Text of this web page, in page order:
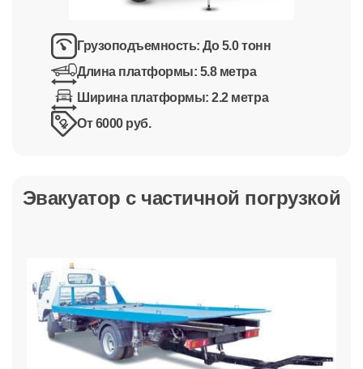
Грузоподъемность:До 5.0 тонн
Длина платформы: 5.8 метра
Ширина платформы:2.2 метра
От 6000 руб.
Эвакуатор с частичной погрузкой